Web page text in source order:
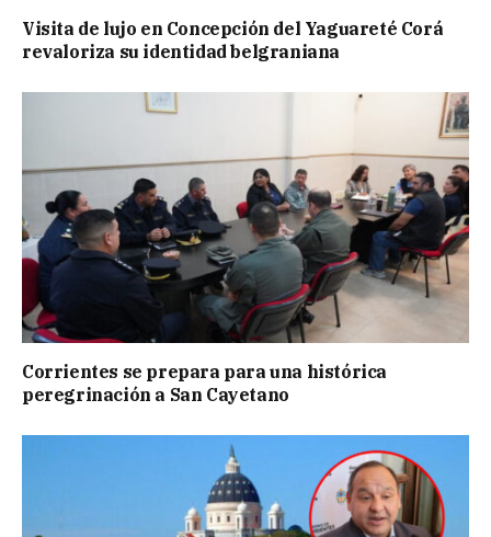
Visita de lujo en Concepción del Yaguareté Corá
revaloriza su identidad belgraniana
Corrientes se prepara para una histórica
peregrinación a San Cayetano